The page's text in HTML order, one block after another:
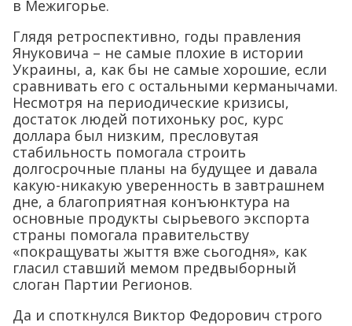
в Межигорье.
Глядя ретроспективно, годы правления
Януковича – не самые плохие в истории
Украины, а, как бы не самые хорошие, если
сравнивать его с остальными керманычами.
Несмотря на периодические кризисы,
достаток людей потихоньку рос, курс
доллара был низким, пресловутая
стабильность помогала строить
долгосрочные планы на будущее и давала
какую-никакую уверенность в завтрашнем
дне, а благоприятная конъюнктура на
основные продукты сырьевого экспорта
страны помогала правительству
«покращуваты жыття вже сьогодня», как
гласил ставший мемом предвыборный
слоган Партии Регионов.
Да и споткнулся Виктор Федорович строго